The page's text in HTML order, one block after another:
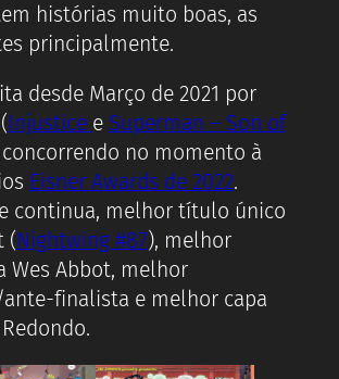
histórias muito boas, as
principalmente.
desde Março de 2021 por
Injustice e Superman – Son of
concorrendo no momento à
Eisner Awards de 2022.
continua, melhor título único
(Nightwing #87), melhor
Wes Abbot, melhor
finalista e melhor capa